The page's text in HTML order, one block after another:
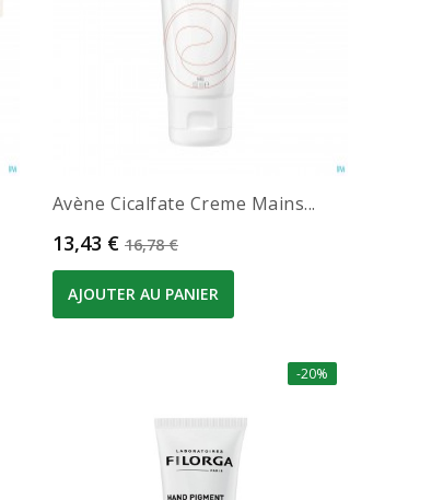
Avène Cicalfate Creme Mains...
Prix
13,43 € Prix de base
16,78 €
AJOUTER AU PANIER
-20%